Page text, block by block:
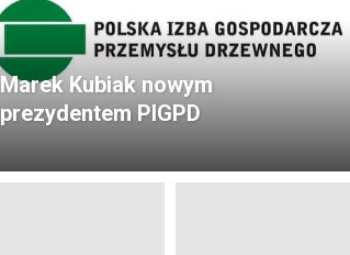
Marek Kubiak nowym
prezydentem PIGPD